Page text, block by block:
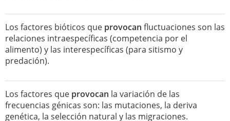
Los factores bióticos que provocan fluctuaciones son las
relaciones intraespecíficas (competencia por el
alimento) y las interespecíficas (para sitismo y
predación).
Los factores que provocan la variación de las
frecuencias génicas son: las mutaciones, la deriva
genética, la selección natural y las migraciones.